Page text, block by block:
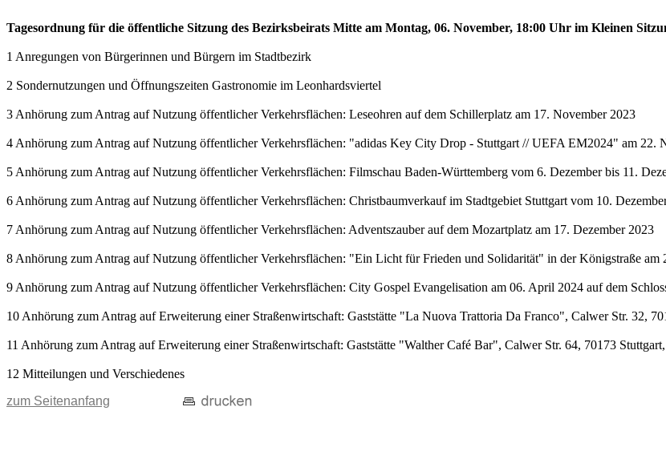
Tagesordnung für die öffentliche Sitzung des Bezirksbeirats Mitte am Montag, 06. November, 18:00 Uhr im Kleinen
1 Anregungen von Bürgerinnen und Bürgern im Stadtbezirk
2 Sondernutzungen und Öffnungszeiten Gastronomie im Leonhardsviertel
3 Anhörung zum Antrag auf Nutzung öffentlicher Verkehrsflächen: Leseohren auf dem Schillerplatz am 17. November 2023
4 Anhörung zum Antrag auf Nutzung öffentlicher Verkehrsflächen: "adidas Key City Drop - Stuttgart // UEFA EM2024" am 22.
5 Anhörung zum Antrag auf Nutzung öffentlicher Verkehrsflächen: Filmschau Baden-Württemberg vom 6. Dezember bis 11.
6 Anhörung zum Antrag auf Nutzung öffentlicher Verkehrsflächen: Christbaumverkauf im Stadtgebiet Stuttgart vom 10.
7 Anhörung zum Antrag auf Nutzung öffentlicher Verkehrsflächen: Adventszauber auf dem Mozartplatz am 17. Dezember 2023
8 Anhörung zum Antrag auf Nutzung öffentlicher Verkehrsflächen: "Ein Licht für Frieden und Solidarität" in der Königstraße am
9 Anhörung zum Antrag auf Nutzung öffentlicher Verkehrsflächen: City Gospel Evangelisation am 06. April 2024 auf dem
10 Anhörung zum Antrag auf Erweiterung einer Straßenwirtschaft: Gaststätte "La Nuova Trattoria Da Franco", Calwer Str. 32,
11 Anhörung zum Antrag auf Erweiterung einer Straßenwirtschaft: Gaststätte "Walther Café Bar", Calwer Str. 64, 70173
12 Mitteilungen und Verschiedenes
zum Seitenanfang